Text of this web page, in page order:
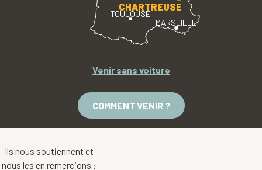
TOULOUSE
MARSEILLE
CHARTREUSE
Venir sans voiture
COMMENT VENIR ?
Ils nous soutiennent et
nous les en remercions :